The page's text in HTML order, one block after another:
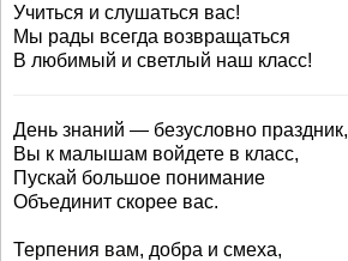
Учиться и слушаться вас!
Мы рады всегда возвращаться
В любимый и светлый наш класс!
День знаний — безусловно праздник,
Вы к малышам войдете в класс,
Пускай большое понимание
Объединит скорее вас.
Терпения вам, добра и смеха,